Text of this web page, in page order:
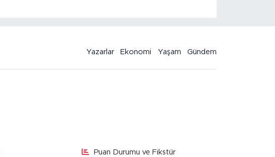
Yazarlar Ekonomi Yaşam Gündem
Puan Durumu ve Fikstür